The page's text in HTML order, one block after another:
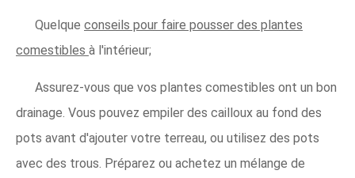
Quelque conseils pour faire pousser des plantes
comestibles à l'intérieur;
Assurez-vous que vos plantes comestibles ont un bon
drainage. Vous pouvez empiler des cailloux au fond des
pots avant d'ajouter votre terreau, ou utilisez des pots
avec des trous. Préparez ou achetez un mélange de